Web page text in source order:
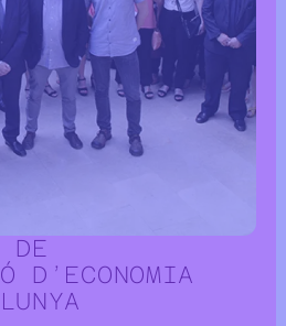
DE
D’ECONOMIA